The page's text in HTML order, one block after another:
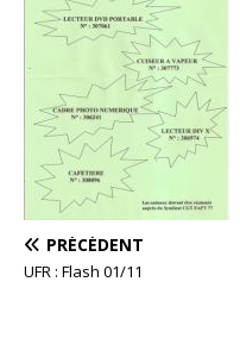
PRÉCÉDENT
UFR : Flash 01/11